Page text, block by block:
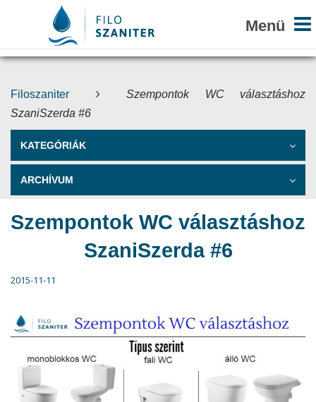
Filoszaniter
Szempontok WC választáshoz
SzaniSzerda #6
KATEGÓRIÁK
ARCHÍVUM
Szempontok WC választáshoz
SzaniSzerda #6
2015-11-11